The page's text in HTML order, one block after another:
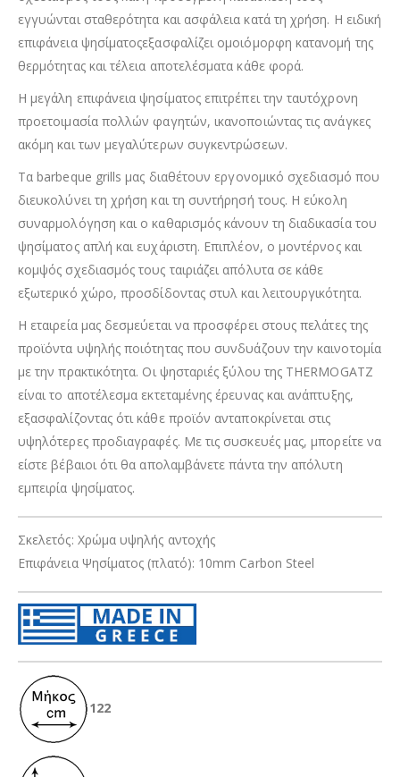
εγγυώνται σταθερότητα και ασφάλεια κατά τη χρήση. Η ειδική
επιφάνεια ψησίματοςεξασφαλίζει ομοιόμορφη κατανομή της
θερμότητας και τέλεια αποτελέσματα κάθε φορά.
Η μεγάλη επιφάνεια ψησίματος επιτρέπει την ταυτόχρονη
προετοιμασία πολλών φαγητών, ικανοποιώντας τις ανάγκες
ακόμη και των μεγαλύτερων συγκεντρώσεων.
Τα barbeque grills μας διαθέτουν εργονομικό σχεδιασμό που
διευκολύνει τη χρήση και τη συντήρησή τους. Η εύκολη
συναρμολόγηση και ο καθαρισμός κάνουν τη διαδικασία του
ψησίματος απλή και ευχάριστη. Επιπλέον, ο μοντέρνος και
κομψός σχεδιασμός τους ταιριάζει απόλυτα σε κάθε
εξωτερικό χώρο, προσδίδοντας στυλ και λειτουργικότητα.
Η εταιρεία μας δεσμεύεται να προσφέρει στους πελάτες της
προϊόντα υψηλής ποιότητας που συνδυάζουν την καινοτομία
με την πρακτικότητα. Οι ψησταριές ξύλου της THERMOGATZ
είναι το αποτέλεσμα εκτεταμένης έρευνας και ανάπτυξης,
εξασφαλίζοντας ότι κάθε προϊόν ανταποκρίνεται στις
υψηλότερες προδιαγραφές. Με τις συσκευές μας, μπορείτε να
είστε βέβαιοι ότι θα απολαμβάνετε πάντα την απόλυτη
εμπειρία ψησίματος.
Σκελετός: Χρώμα υψηλής αντοχής
Επιφάνεια Ψησίματος (πλατό): 10mm Carbon Steel
122